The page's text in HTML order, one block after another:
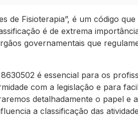
de Fisioterapia”, é um código
é de extrema
governamentais que
é essencial para os
com a legislação e para
detalhadamente o papel e
a classificação das